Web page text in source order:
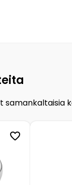
samankaltaisia